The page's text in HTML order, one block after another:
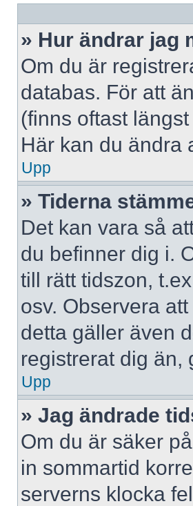
» Hur ändrar jag
Om du är
databas. För att
(finns oftast
Här kan du ändra
Upp
» Tiderna
Det kan vara så
du befinner dig i.
till rätt tidszon,
osv. Observera
detta gäller även
registrerat dig än,
Upp
» Jag ändrade
Om du är säker
in sommartid
serverns klocka